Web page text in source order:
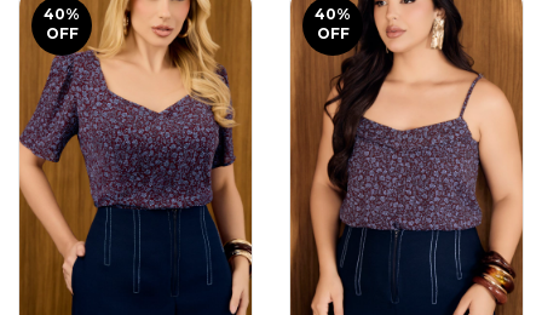
40%
OFF
40%
OFF